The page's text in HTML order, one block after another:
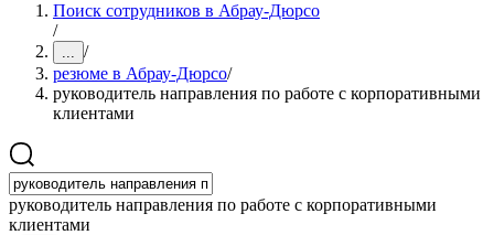
Поиск сотрудников в Абрау-Дюрсо
/
... /
резюме в Абрау-Дюрсо/
руководитель направления по работе с корпоративными
клиентами
руководитель направления по работе с корпоративными
клиентами